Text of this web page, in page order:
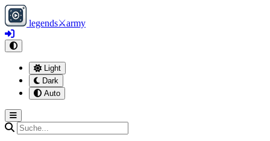
legends⚔army
Light
Dark
Auto